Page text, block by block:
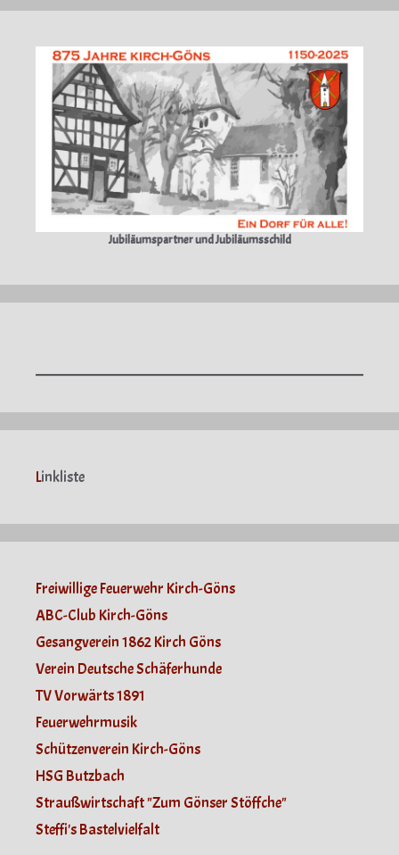
Jubiläumspartner und Jubiläumsschild
Linkliste
Freiwillige Feuerwehr Kirch-Göns
ABC-Club Kirch-Göns
Gesangverein 1862 Kirch Göns
Verein Deutsche Schäferhunde
TV Vorwärts 1891
Feuerwehrmusik
Schützenverein Kirch-Göns
HSG Butzbach
Straußwirtschaft "Zum Gönser Stöffche"
Steffi's Bastelvielfalt